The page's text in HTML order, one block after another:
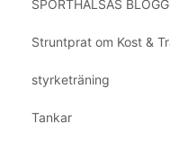
SPORTHÄLSAS
Struntprat om Kost &
styrketräning
Tankar